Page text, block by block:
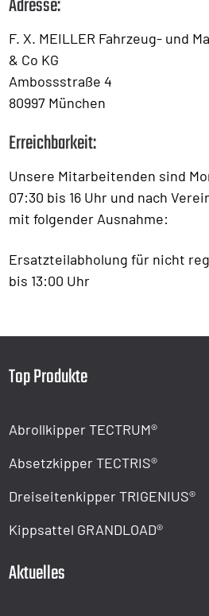
Adresse:
F. X. MEILLER Fahrzeug- und
& Co KG
Ambossstraße 4
80997 München
Erreichbarkeit:
Unsere Mitarbeitenden sind
07:30 bis 16 Uhr und nach
mit folgender Ausnahme:
Ersatzteilabholung für nicht
bis 13:00 Uhr
Top Produkte
Abrollkipper TECTRUM®
Absetzkipper TECTRIS®
Dreiseitenkipper TRIGENIUS®
Kippsattel GRANDLOAD®
Aktuelles